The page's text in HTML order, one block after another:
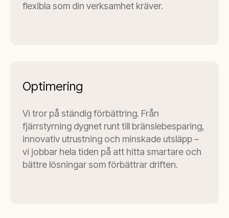
flexibla som din verksamhet kräver.
Optimering
Vi tror på ständig förbättring. Från
fjärrstyrning dygnet runt till bränslebesparing,
innovativ utrustning och minskade utsläpp –
vi jobbar hela tiden på att hitta smartare och
bättre lösningar som förbättrar driften.